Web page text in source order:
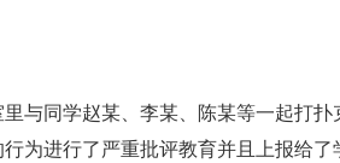
与同学赵某、李某、陈某等一起打
为进行了严重批评教育并且上报给